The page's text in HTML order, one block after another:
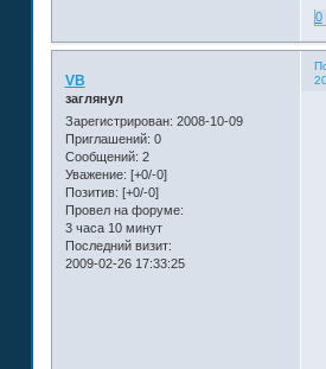
0
VB
заглянул
Зарегистрирован: 2008-10-09
Приглашений: 0
Сообщений: 2
Уважение: [+0/-0]
Позитив: [+0/-0]
Провел на форуме:
3 часа 10 минут
Последний визит:
2009-02-26 17:33:25